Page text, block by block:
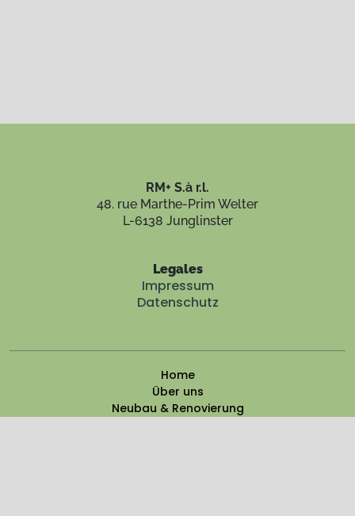
RM+ S.à r.l.
48. rue Marthe-Prim Welter
L-6138 Junglinster
Legales
Impressum
Datenschutz
Home
Über uns
Neubau & Renovierung